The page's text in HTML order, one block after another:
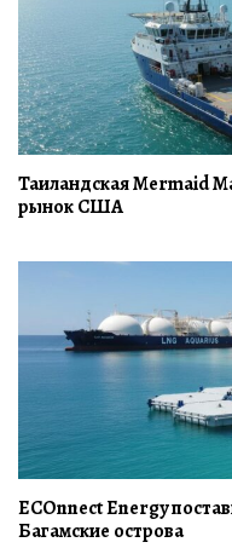
Таиландская Mermaid
рынок США
ECOnnect Energy
Багамские острова